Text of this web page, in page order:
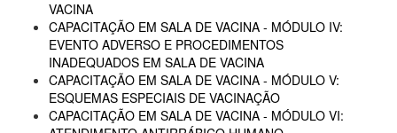
VACINA
CAPACITAÇÃO EM SALA DE VACINA - MÓDULO IV:
EVENTO ADVERSO E PROCEDIMENTOS
INADEQUADOS EM SALA DE VACINA
CAPACITAÇÃO EM SALA DE VACINA - MÓDULO V:
ESQUEMAS ESPECIAIS DE VACINAÇÃO
CAPACITAÇÃO EM SALA DE VACINA - MÓDULO VI: